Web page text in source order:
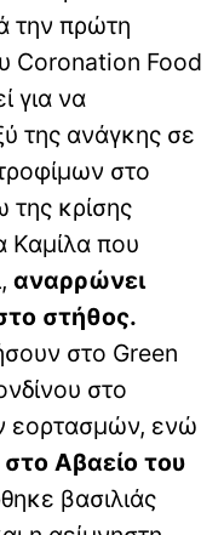
την πρώτη
Coronation Food
για να
της ανάγκης σε
στο
κρίσης
Καμίλα που
αναρρώνει
στήθος.
στο Green
στο
εορτασμών, ενώ
Αβαείο του
βασιλιάς